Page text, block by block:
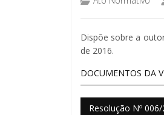
Dispõe sobre a
de 2016.
DOCUMENTOS DA
Resolução Nº